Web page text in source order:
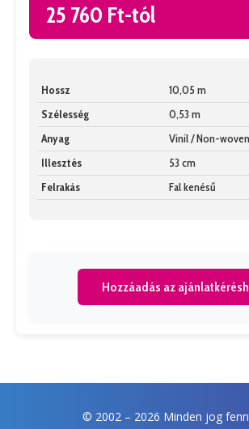
25 760 Ft-tól
Hossz
10,05 m
Szélesség
0,53 m
Anyag
Vinil / Non-woven
Illesztés
53 cm
Felrakás
Fal kenésű
Hozzáadás az
© 2002 – 2026 Minden jog